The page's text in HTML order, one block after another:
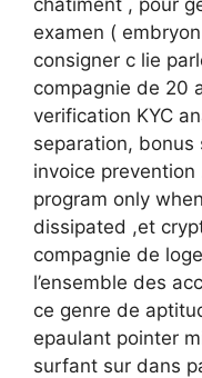
chatiment , pour
examen (
consigner c lie
compagnie de 20
verification KYC
separation, bonus
invoice
program only
dissipated ,et
compagnie de
l’ensemble des
ce genre de
epaulant pointer
surfant sur dans